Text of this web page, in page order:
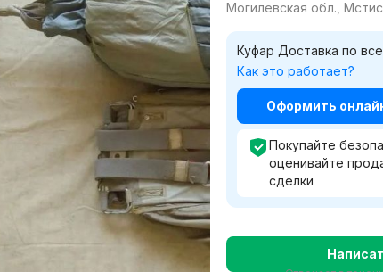
Могилевская обл.,
Куфар Доставка по
Как это работает?
Оформить
Покупайте
оценивайте
сделки